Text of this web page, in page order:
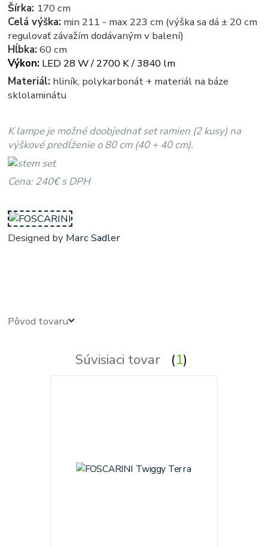
Šírka: 170 cm
Celá výška: min 211 - max 223 cm (výška sa dá ± 20 cm
regulovať závažím dodávaným v balení)
Hĺbka: 60 cm
Výkon: LED 28 W / 2700 K / 3840 lm
Materiál: hliník, polykarbonát + materiál na báze
sklolaminátu
K lampe je možné doobjednať set ramien (2 kusy) na
výškové predĺženie o 80 cm (40 + 40 cm).
Cena: 240€ s DPH
Designed by Marc Sadler
Pôvod tovaru
Súvisiaci tovar 1